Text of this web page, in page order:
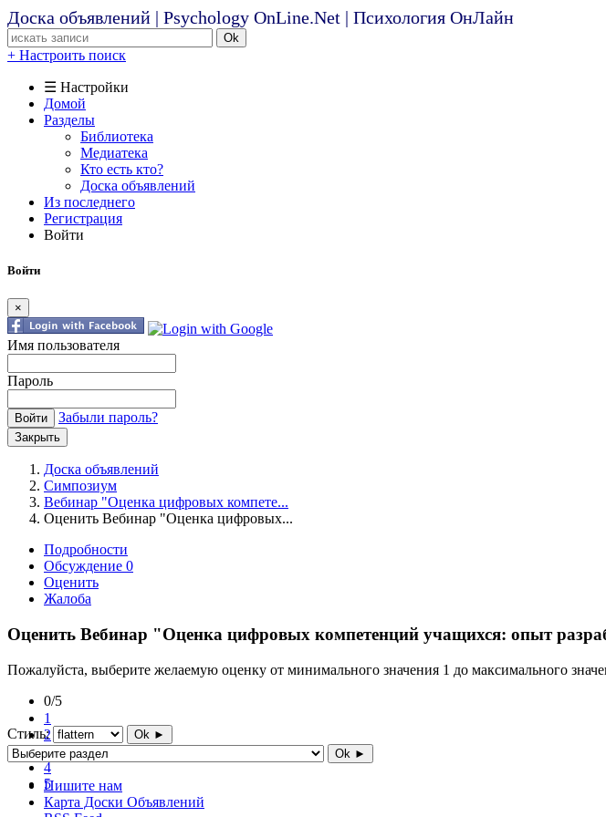
Доска объявлений | Psychology OnLine.Net | Психология ОнЛайн
Ok
+ Настроить поиск
☰ Настройки
Домой
Разделы
Библиотека
Медиатека
Кто есть кто?
Доска объявлений
Из последнего
Регистрация
Войти
Войти
×
Имя пользователя
Пароль
Войти Забыли пароль?
Закрыть
Доска объявлений
Симпозиум
Вебинар "Оценка цифровых компете...
Оценить Вебинар "Оценка цифровых...
Подробности
Обсуждение 0
Оценить
Жалоба
Оценить Вебинар "Оценка цифровых компетенций учащихся: опыт
Пожалуйста, выберите желаемую оценку от минимального значения 1 до максимального
0/5
1
2
3
4
5
Стиль:
Ok ►
Ok ►
Пишите нам
Карта Доски Объявлений